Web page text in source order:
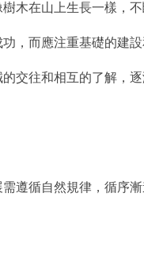
木在山上生長一樣，
而應注重基礎的建
交往和相互的了解，
遵循自然規律，循序